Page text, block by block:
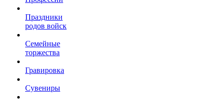
Праздники
родов войск
Семейные
торжества
Гравировка
Сувениры